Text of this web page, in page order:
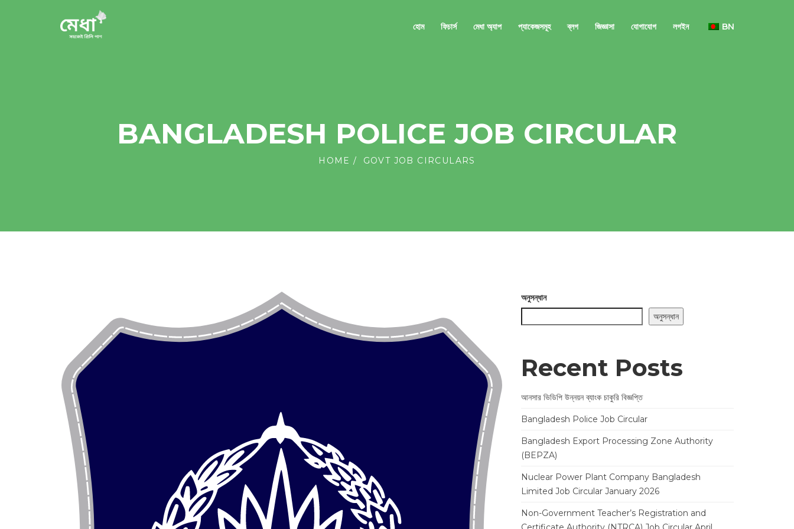
হোম ফিচার্স মেধা অ্যাপ প্যাকেজসমূহ ব্লগ জিজ্ঞাসা যোগাযোগ লগইন BN
BANGLADESH POLICE JOB CIRCULAR
HOME GOVT JOB CIRCULARS
অনুসন্ধান
অনুসন্ধান
Recent Posts
আনসার ভিডিপি উন্নয়ন ব্যাংক চাকুরি বিজ্ঞপ্তি
Bangladesh Police Job Circular
Bangladesh Export Processing Zone Authority
(BEPZA)
Nuclear Power Plant Company Bangladesh
Limited Job Circular January 2026
Non-Government Teacher’s Registration and